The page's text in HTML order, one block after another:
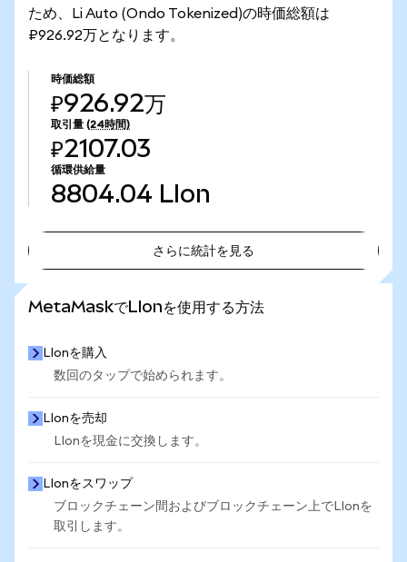
ため、Li Auto (Ondo Tokenized)の時価総額は
₽926.92万となります。
時価総額
₽926.92万
取引量 (24時間)
₽2107.03
循環供給量
8804.04 LIon
さらに統計を見る
MetaMaskでLIonを使用する方法
LIonを購入
数回のタップで始められます。
LIonを売却
LIonを現金に交換します。
LIonをスワップ
ブロックチェーン間およびブロックチェーン上でLIonを
取引します。